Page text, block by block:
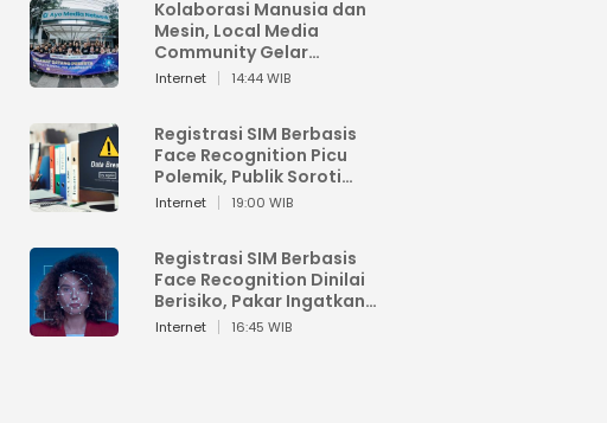
Kolaborasi Manusia dan
Mesin, Local Media
Community Gelar
Workshop Google AI
Internet 14:44 WIB
Registrasi SIM Berbasis
Face Recognition Picu
Polemik, Publik Soroti
Risiko Kebocoran Data
Internet 19:00 WIB
Registrasi SIM Berbasis
Face Recognition Dinilai
Berisiko, Pakar Ingatkan
Ancaman Privasi dan
Internet 16:45 WIB